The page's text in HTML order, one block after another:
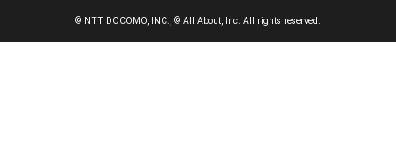
© NTT DOCOMO, INC., © All About, Inc. All rights reserved.